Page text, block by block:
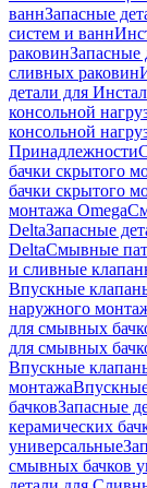
ваннЗапасные
систем и ванн
раковинЗапасные
сливных раковин
детали для
консольной
консольной
Принадлежности
бачки скрытого
бачки скрытого
монтажа Omega
DeltaЗапасные
DeltaСмывные
и сливные
Впускные
наружного
для смывных
для смывных
Впускные
монтажа
бачковЗапасные
керамических
универсальные
смывных бачков